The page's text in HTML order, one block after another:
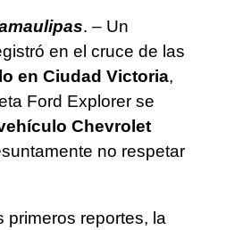
. – Un
en el cruce de las
en Ciudad Victoria,
Ford Explorer se
Chevrolet
no respetar
primeros reportes, la